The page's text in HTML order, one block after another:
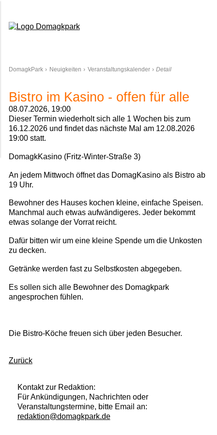
DomagkPark Neuigkeiten Veranstaltungskalender Detail
Bistro im Kasino - offen für alle
08.07.2026, 19:00
Dieser Termin wiederholt sich alle 1 Wochen bis zum
16.12.2026 und findet das nächste Mal am 12.08.2026
19:00statt.
DomagkKasino (Fritz-Winter-Straße 3)
An jedem Mittwoch öffnet das DomagKasino als Bistro ab
19 Uhr.
Bewohner des Hauses kochen kleine, einfache Speisen.
Manchmal auch etwas aufwändigeres. Jeder bekommt
etwas solange der Vorrat reicht.
Dafür bitten wir um eine kleine Spende um die Unkosten
zu decken.
Getränke werden fast zu Selbstkosten abgegeben.
Es sollen sich alle Bewohner des Domagkpark
angesprochen fühlen.
Die Bistro-Köche freuen sich über jeden Besucher.
Zurück
Kontakt zur Redaktion:
Für Ankündigungen, Nachrichten oder
Veranstaltungstermine, bitte Email an:
redaktion@domagkpark.de